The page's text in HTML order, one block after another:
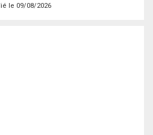
le 09/08/2026